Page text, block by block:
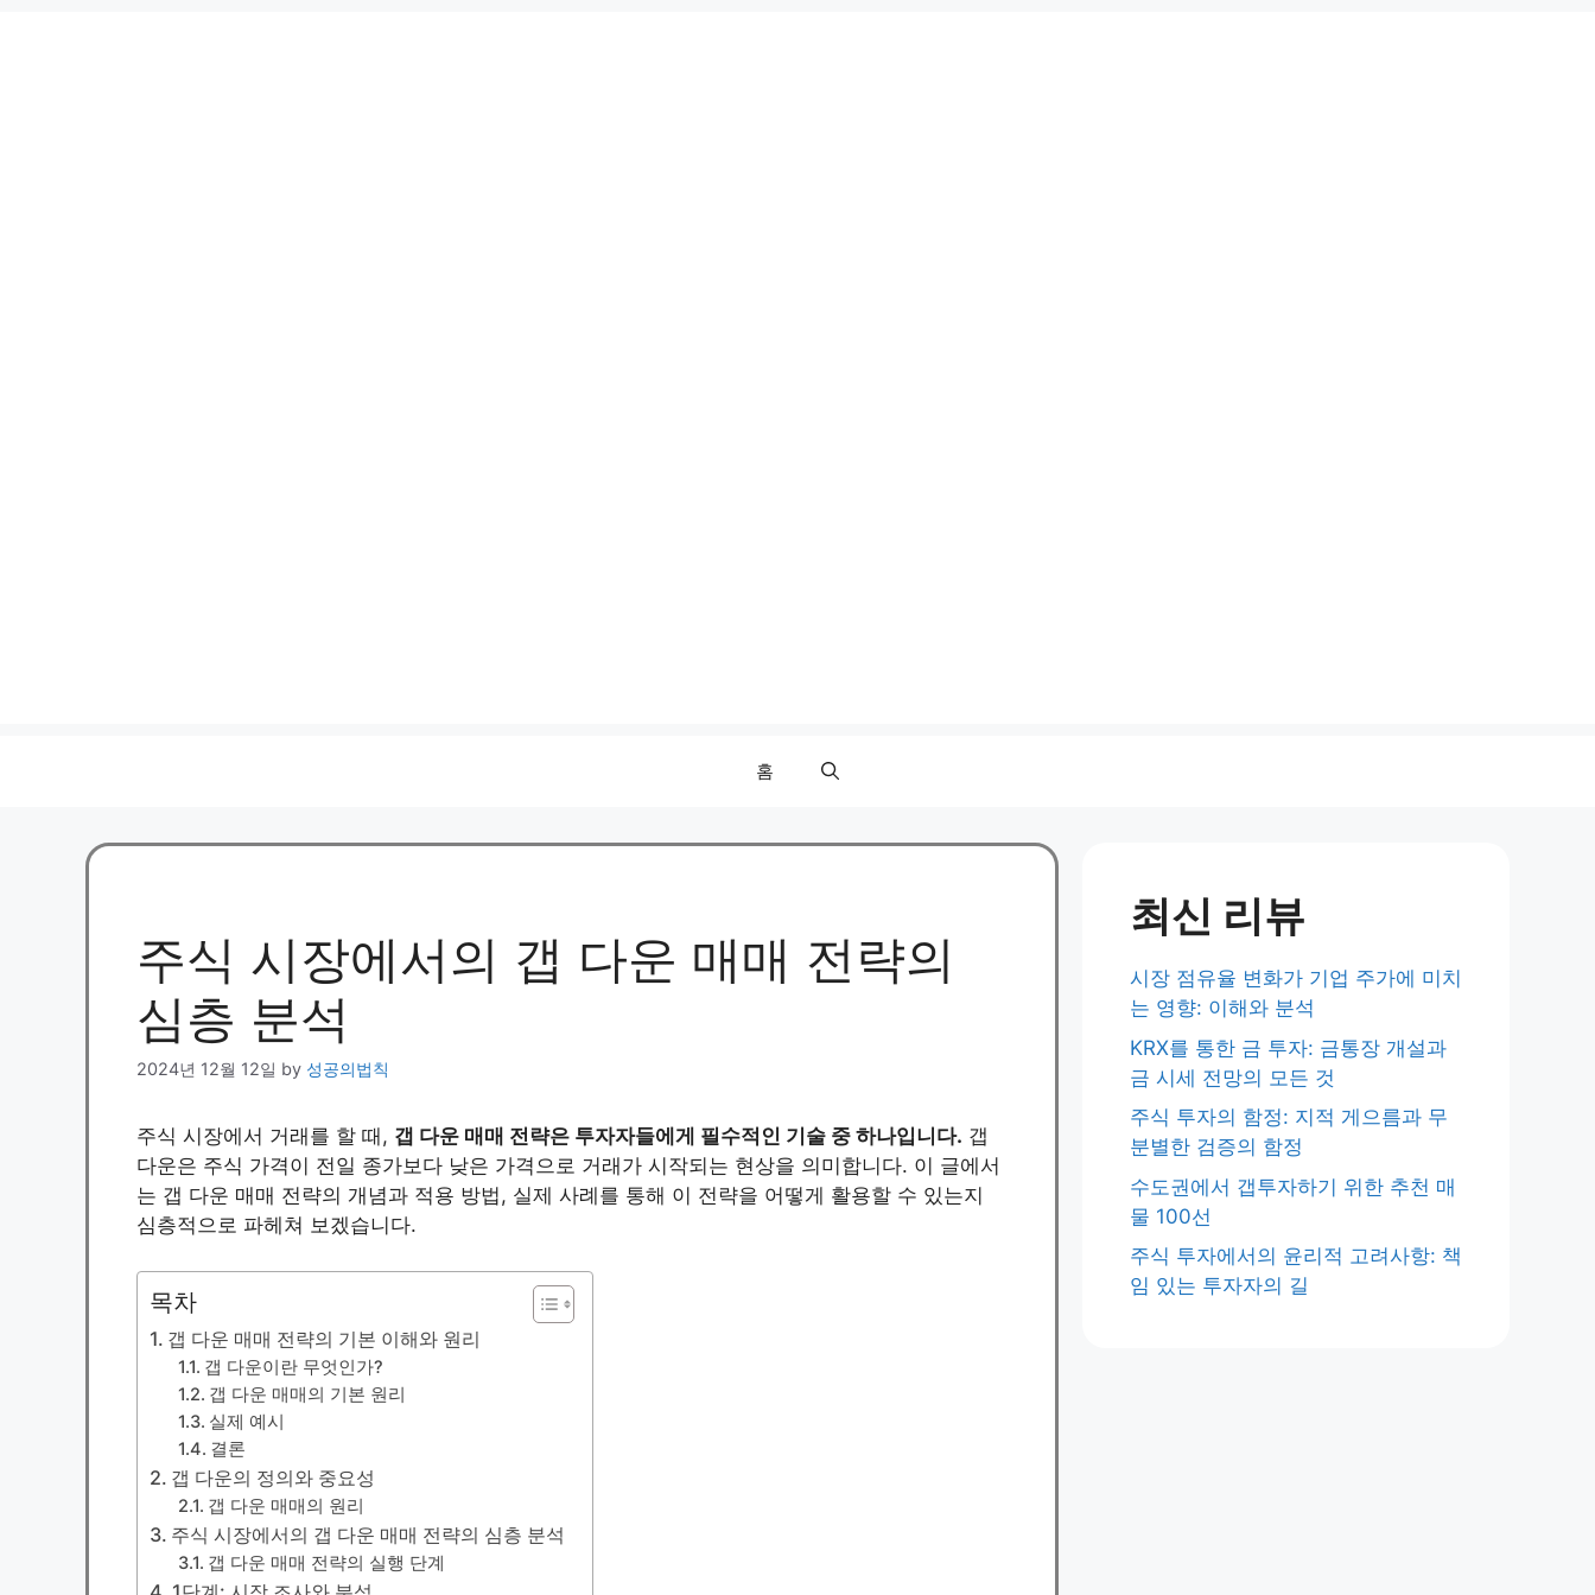
홈
주식 시장에서의 갭 다운 매매 전략의
심층 분석
2024년 12월 12일 by 성공의법칙
주식 시장에서 거래를 할 때, 갭 다운 매매 전략은 투자자들에게 필수적인 기술 중 하나입니다. 갭
다운은 주식 가격이 전일 종가보다 낮은 가격으로 거래가 시작되는 현상을 의미합니다. 이 글에서
는 갭 다운 매매 전략의 개념과 적용 방법, 실제 사례를 통해 이 전략을 어떻게 활용할 수 있는지
심층적으로 파헤쳐 보겠습니다.
목차
갭 다운 매매 전략의 기본 이해와 원리
갭 다운이란 무엇인가?
갭 다운 매매의 기본 원리
실제 예시
결론
갭 다운의 정의와 중요성
갭 다운 매매의 원리
주식 시장에서의 갭 다운 매매 전략의 심층 분석
갭 다운 매매 전략의 실행 단계
최신 리뷰
시장 점유율 변화가 기업 주가에 미치
는 영향: 이해와 분석
KRX를 통한 금 투자: 금통장 개설과
금 시세 전망의 모든 것
주식 투자의 함정: 지적 게으름과 무
분별한 검증의 함정
수도권에서 갭투자하기 위한 추천 매
물 100선
주식 투자에서의 윤리적 고려사항: 책
임 있는 투자자의 길